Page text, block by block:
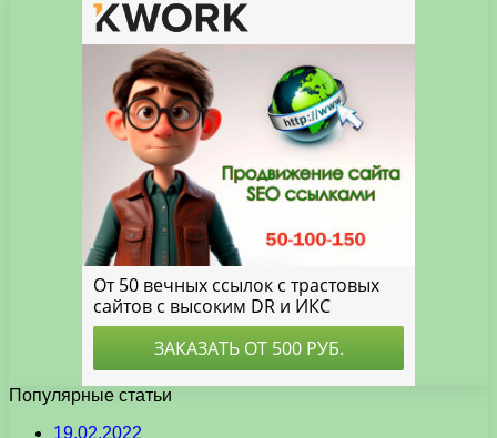
Популярные статьи
19.02.2022